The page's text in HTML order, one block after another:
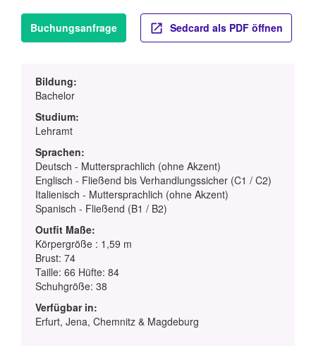
Buchungsanfrage Sedcard als PDF öffnen
Bildung:
Bachelor
Studium:
Lehramt
Sprachen:
Deutsch - Muttersprachlich (ohne Akzent)
Englisch - Fließend bis Verhandlungssicher (C1 / C2)
Italienisch - Muttersprachlich (ohne Akzent)
Spanisch - Fließend (B1 / B2)
Outfit Maße:
Körpergröße : 1,59 m
Brust: 74
Taille: 66 Hüfte: 84
Schuhgröße: 38
Verfügbar in:
Erfurt, Jena, Chemnitz & Magdeburg